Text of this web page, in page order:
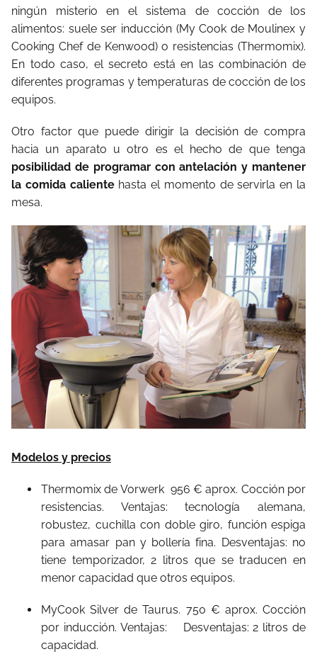
ningún misterio en el sistema de cocción de los
alimentos: suele ser inducción (My Cook de Moulinex y
Cooking Chef de Kenwood) o resistencias (Thermomix).
En todo caso, el secreto está en las combinación de
diferentes programas y temperaturas de cocción de los
equipos.
Otro factor que puede dirigir la decisión de compra
hacia un aparato u otro es el hecho de que tenga
posibilidad de programar con antelación y mantener
la comida calientehasta el momento de servirla en la
mesa.
Modelos y precios
Thermomix de Vorwerk 956 € aprox. Cocción por
resistencias. Ventajas: tecnología alemana,
robustez, cuchilla con doble giro, función espiga
para amasar pan y bollería fina. Desventajas: no
tiene temporizador, 2 litros que se traducen en
menor capacidad que otros equipos.
MyCook Silver de Taurus. 750 € aprox. Cocción
por inducción. Ventajas: Desventajas: 2 litros de
capacidad.